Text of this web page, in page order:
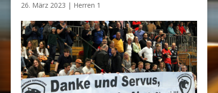
26. März 2023 | Herren 1